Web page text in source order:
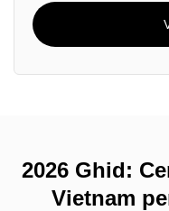
2026 Ghid:
Vietnam